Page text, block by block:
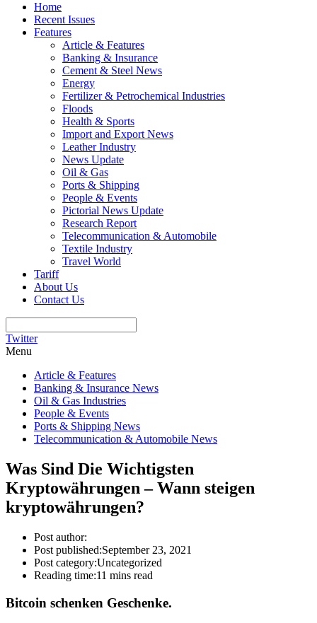
Home
Recent Issues
Features
Article & Features
Banking & Insurance
Cement & Steel News
Energy
Fertilizer & Petrochemical Industries
Floods
Health & Sports
Import and Export News
Leather Industry
News Update
Oil & Gas
Ports & Shipping
People & Events
Pictorial News Update
Research Report
Telecommunication & Automobile
Textile Industry
Travel World
Tariff
About Us
Contact Us
Twitter
Menu
Article & Features
Banking & Insurance News
Oil & Gas Industries
People & Events
Ports & Shipping News
Telecommunication & Automobile News
Was Sind Die Wichtigsten
Kryptowährungen – Wann steigen
kryptowährungen?
Post author:
Post published:September 23, 2021
Post category:Uncategorized
Reading time:11 mins read
Bitcoin schenken Geschenke.